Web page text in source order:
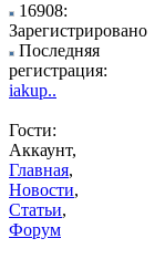
16908:
Зарегистрировано
Последняя
регистрация:
iakup..
Гости:
Аккаунт,
Главная,
Новости,
Статьи,
Форум